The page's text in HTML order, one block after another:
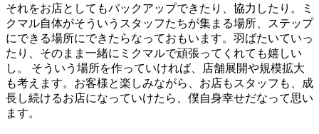
それをお店としてもバックアップできたり、協⼒したり。ミ
クマル⾃体がそういうスタッフたちが集まる場所、ステップ
にできる場所にできたらなっておもいます。⽻ばたいていっ
たり、そのまま⼀緒にミクマルで頑張ってくれても嬉しい
し。 そういう場所を作っていければ、店舗展開や規模拡⼤
も考えます。お客様と楽しみながら、お店もスタッフも、成
⻑し続けるお店になっていけたら、僕⾃⾝幸せだなって思い
ます。